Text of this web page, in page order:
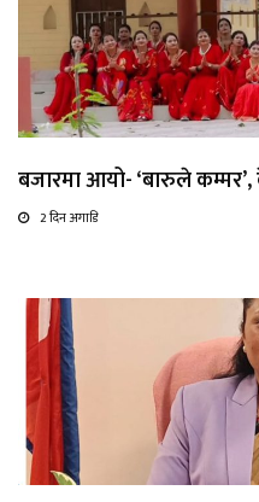
बजारमा आयो- ‘बारुले
2 दिन अगाडि